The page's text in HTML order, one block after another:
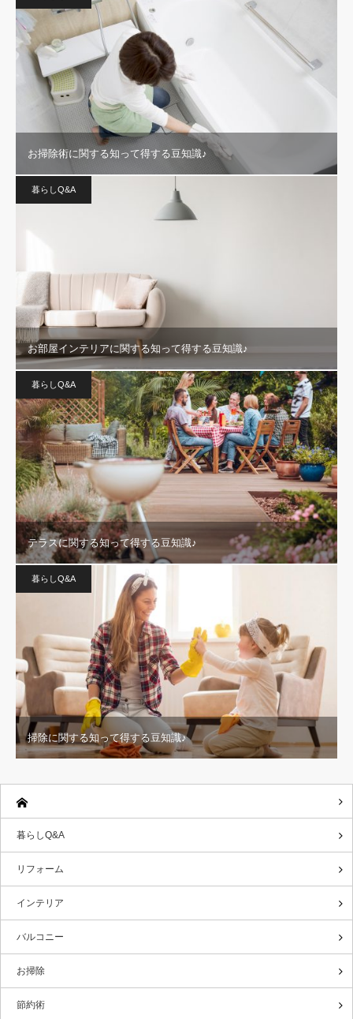
お掃除術に関する知って得する豆知識♪
暮らしQ&A
お部屋インテリアに関する知って得する豆知識♪
暮らしQ&A
テラスに関する知って得する豆知識♪
暮らしQ&A
掃除に関する知って得する豆知識♪
暮らしQ&A
リフォーム
インテリア
バルコニー
お掃除
節約術